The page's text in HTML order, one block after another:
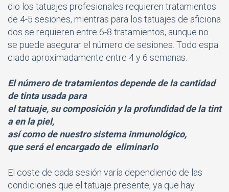
dio los tatuajes profesionales requieren tratamientos
de 4-5 sesiones, mientras para los tatuajes de aficiona
dos se requieren entre 6-8 tratamientos, aunque no
se puede asegurar el número de sesiones. Todo espa
ciado aproximadamente entre 4 y 6 semanas.
El número de tratamientos depende de la cantidad
de tinta usada para
el tatuaje, su composición y laprofundidad de la tint
a en la piel,
así como de nuestrosistema inmunológico,
que será el encargado de eliminarlo
El coste de cada sesión varía dependiendo de las
condiciones que el tatuaje presente, ya que hay